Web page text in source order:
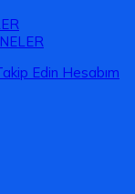
Edin Hesabım